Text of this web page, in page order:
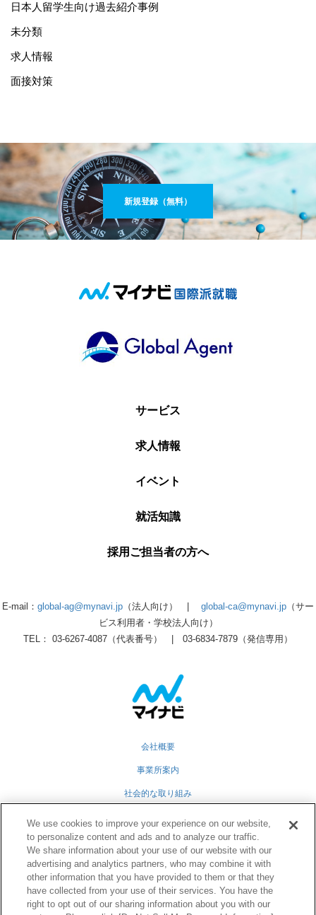
日本人留学生向け過去紹介事例
未分類
求人情報
面接対策
新規登録（無料）
サービス
求人情報
イベント
就活知識
採用ご担当者の方へ
E-mail： global-ag@mynavi.jp （法人向け） | global-ca@mynavi.jp （サー
ビス利用者・学校法人向け）
TEL： 03-6267-4087（代表番号） | 03-6834-7879（発信専用）
会社概要
事業所案内
社会的な取り組み
グループ会社
個人情報保護方針
業務運営規定
We use cookies to improve your experience on our website,
to personalize content and ads and to analyze our traffic.
We share information about your use of our website with our
advertising and analytics partners, who may combine it with
other information that you have provided to them or that they
have collected from your use of their services. You have the
right to opt out of our sharing information about you with our